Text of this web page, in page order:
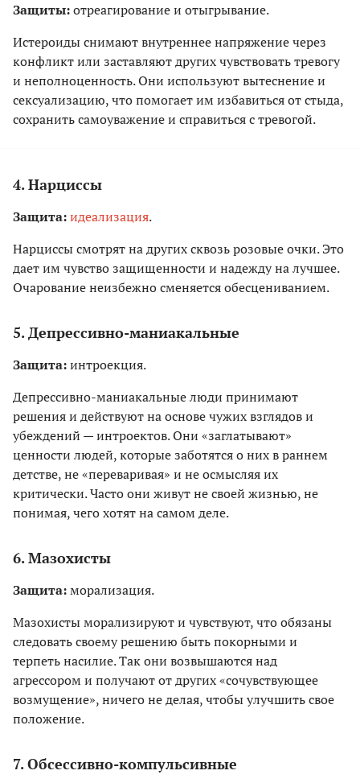
Защиты:отреагирование и отыгрывание.
Истероиды снимают внутреннее напряжение через
конфликт или заставляют других чувствовать тревогу
и неполноценность. Они используют вытеснение и
сексуализацию, что помогает им избавиться от стыда,
сохранить самоуважение и справиться с тревогой.
4. Нарциссы
Защита:идеализация.
Нарциссы смотрят на других сквозь розовые очки. Это
дает им чувство защищенности и надежду на лучшее.
Очарование неизбежно сменяется обесцениванием.
5. Депрессивно-маниакальные
Защита:интроекция.
Депрессивно-маниакальные люди принимают
решения и действуют на основе чужих взглядов и
убеждений — интроектов. Они «заглатывают»
ценности людей, которые заботятся о них в раннем
детстве, не «переваривая» и не осмысляя их
критически. Часто они живут не своей жизнью, не
понимая, чего хотят на самом деле.
6. Мазохисты
Защита:морализация.
Мазохисты морализируют и чувствуют, что обязаны
следовать своему решению быть покорными и
терпеть насилие. Так они возвышаются над
агрессором и получают от других «сочувствующее
возмущение», ничего не делая, чтобы улучшить свое
положение.
7. Обсессивно-компульсивные